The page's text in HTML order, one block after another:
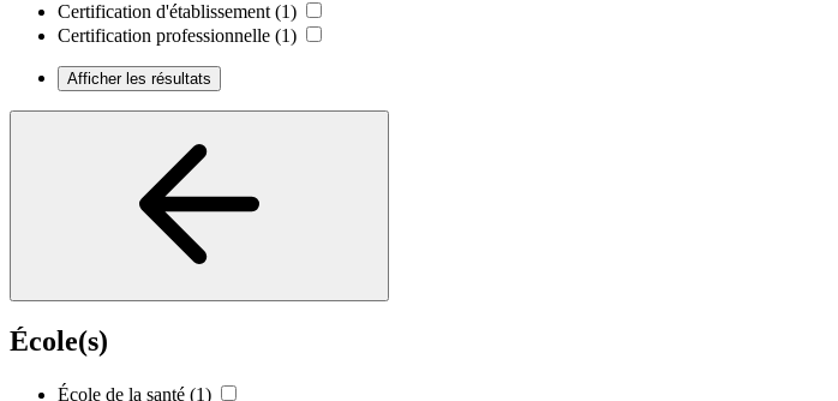
Certification d'établissement (1)
Certification professionnelle (1)
Afficher les résultats
École(s)
École de la santé (1)